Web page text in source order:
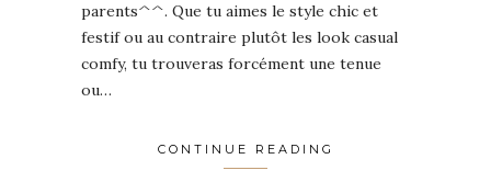
parents^^. Que tu aimes le style chic et
festif ou au contraire plutôt les look casual
comfy, tu trouveras forcément une tenue
ou…
CONTINUE READING